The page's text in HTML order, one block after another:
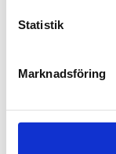
Statistik
Marknadsföring
Kundservice
Bussgods i Norr AB